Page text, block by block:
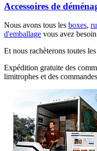
Accessoires de
Nous avons tous les boxes,
d'emballage vous avez
Et nous rachèterons toutes
Expédition gratuite des
limitrophes et des